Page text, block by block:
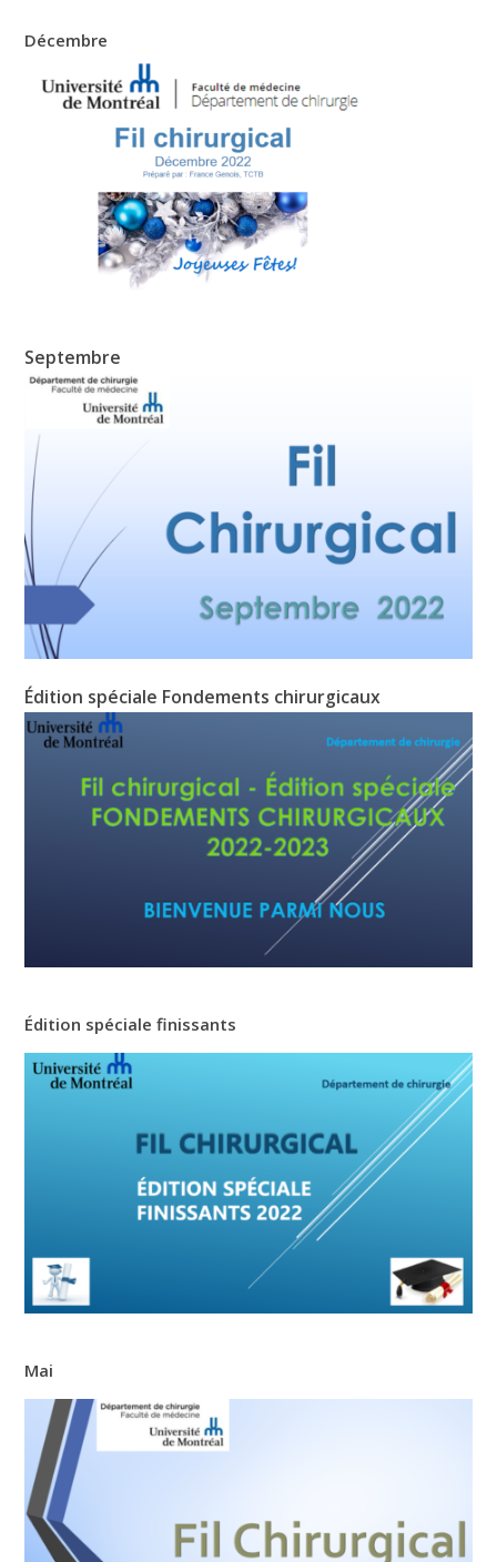
Décembre
Septembre
Édition spéciale Fondements chirurgicaux
Édition spéciale finissants
Mai